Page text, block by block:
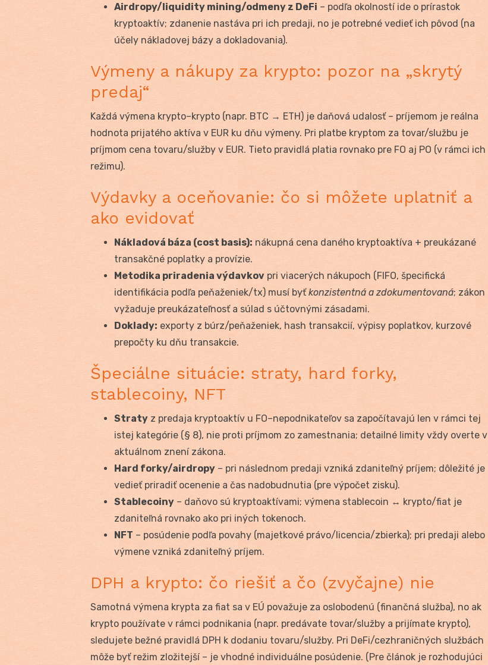
Airdropy/liquidity mining/odmeny z DeFi – podľa okolností ide o prírastok
kryptoaktív; zdanenie nastáva pri ich predaji, no je potrebné vedieť ich pôvod (na
účely nákladovej bázy a dokladovania).
Výmeny a nákupy za krypto: pozor na „skrytý
predaj“
Každá výmena krypto–krypto (napr. BTC → ETH) je daňová udalosť – príjemom je reálna
hodnota prijatého aktíva v EUR ku dňu výmeny. Pri platbe kryptom za tovar/službu je
príjmom cena tovaru/služby v EUR. Tieto pravidlá platia rovnako pre FO aj PO (v rámci ich
režimu).
Výdavky a oceňovanie: čo si môžete uplatniť a
ako evidovať
Nákladová báza (cost basis): nákupná cena daného kryptoaktíva + preukázané
transakčné poplatky a provízie.
Metodika priradenia výdavkov pri viacerých nákupoch (FIFO, špecifická
identifikácia podľa peňaženiek/tx) musí byťkonzistentná a zdokumentovaná; zákon
vyžaduje preukázateľnosť a súlad s účtovnými zásadami.
Doklady: exporty z búrz/peňaženiek, hash transakcií, výpisy poplatkov, kurzové
prepočty ku dňu transakcie.
Špeciálne situácie: straty, hard forky,
stablecoiny, NFT
Straty z predaja kryptoaktív u FO–nepodnikateľov sa započítavajú len v rámci tej
istej kategórie (§ 8), nie proti príjmom zo zamestnania; detailné limity vždy overte v
aktuálnom znení zákona.
Hard forky/airdropy – pri následnom predaji vzniká zdaniteľný príjem; dôležité je
vedieť priradiť ocenenie a čas nadobudnutia (pre výpočet zisku).
Stablecoiny – daňovo sú kryptoaktívami; výmena stablecoin ↔︎ krypto/fiat je
zdaniteľná rovnako ako pri iných tokenoch.
NFT – posúdenie podľa povahy (majetkové právo/licencia/zbierka); pri predaji alebo
výmene vzniká zdaniteľný príjem.
DPH a krypto: čo riešiť a čo (zvyčajne) nie
Samotná výmena krypta za fiat sa v EÚ považuje za oslobodenú (finančná služba), no ak
krypto používate v rámci podnikania (napr. predávate tovar/služby a prijímate krypto),
sledujete bežné pravidlá DPH k dodaniu tovaru/služby. Pri DeFi/cezhraničných službách
môže byť režim zložitejší – je vhodné individuálne posúdenie. (Pre článok je rozhodujúci